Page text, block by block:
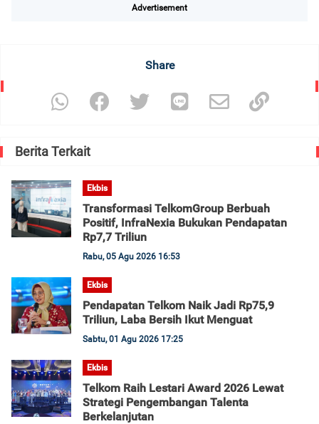
Advertisement
Share
Berita Terkait
Ekbis
Transformasi TelkomGroup Berbuah
Positif, InfraNexia Bukukan Pendapatan
Rp7,7 Triliun
Rabu, 05 Agu 2026 16:53
Ekbis
Pendapatan Telkom Naik Jadi Rp75,9
Triliun, Laba Bersih Ikut Menguat
Sabtu, 01 Agu 2026 17:25
Ekbis
Telkom Raih Lestari Award 2026 Lewat
Strategi Pengembangan Talenta
Berkelanjutan